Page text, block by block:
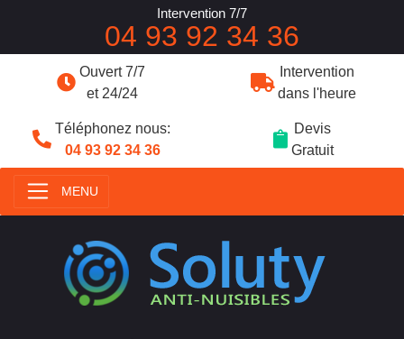
Ouvert 7/7
et 24/24
Intervention
dans l'heure
Téléphonez nous:
04 93 92 34 36
Devis
Gratuit
MENU
Intervention 7/7
04 93 92 34 36